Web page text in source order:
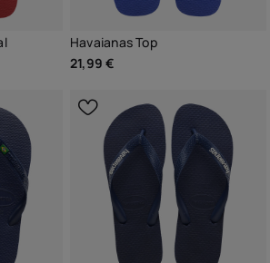
Havaianas Top
21,99 €